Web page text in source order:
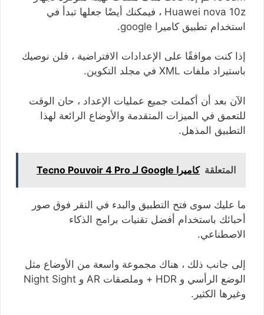
Huawei nova 10z ، فيمكنك أيضًا جعلها تبدأ في
استخدام تطبيق كاميرا google.
إذا كنت موافقًا على الإعدادات الافتراضية ، فلن نوصيك
باستيراد ملفات XML في مجلد التكوين.
الآن بعد أن أكملت جميع عمليات الإعداد ، حان الوقت
للتعمق في الميزات المتقدمة والأوضاع الرائعة لهذا
التطبيق المذهل.
المتعلقة كاميرا Google لـ Tecno Pouvoir 4 Pro
ما عليك سوى فتح التطبيق والبدء في النقر فوق صور
أحبائك باستخدام أفضل تقنيات برامج الذكاء
الاصطناعي.
إلى جانب ذلك ، هناك مجموعة واسعة من الأوضاع مثل
الوضع الرأسي و HDR + وملصقات AR و Night Sight
وغيرها الكثير.